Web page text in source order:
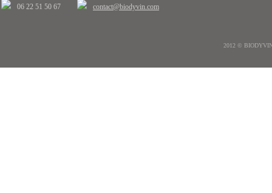
06 22 51 50 67 contact@biodyvin.com
2012 ©